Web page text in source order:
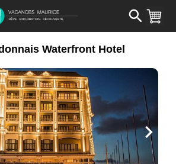
Waterfront Hotel